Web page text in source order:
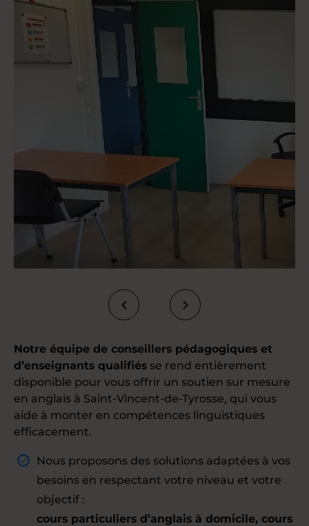
Notre équipe de conseillers pédagogiques et
d’enseignants qualifiés se rend entièrement
disponible pour vous offrir un soutien sur mesure
en anglais à Saint-Vincent-de-Tyrosse, qui vous
aide à monter en compétences linguistiques
efficacement.
Nous proposons des solutions adaptées à vos
besoins en respectant votre niveau et votre
objectif :
cours particuliers d’anglais à domicile, cours